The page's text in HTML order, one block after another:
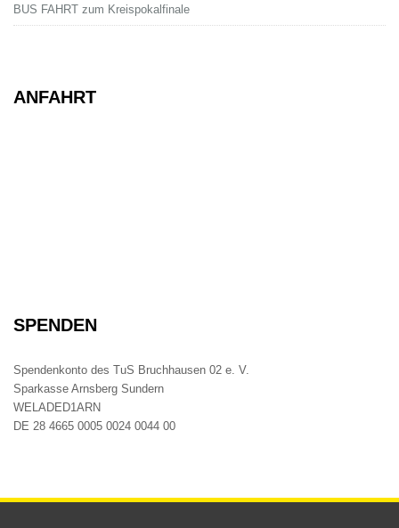
BUS FAHRT zum Kreispokalfinale
ANFAHRT
SPENDEN
Spendenkonto des TuS Bruchhausen 02 e. V.
Sparkasse Arnsberg Sundern
WELADED1ARN
DE 28 4665 0005 0024 0044 00